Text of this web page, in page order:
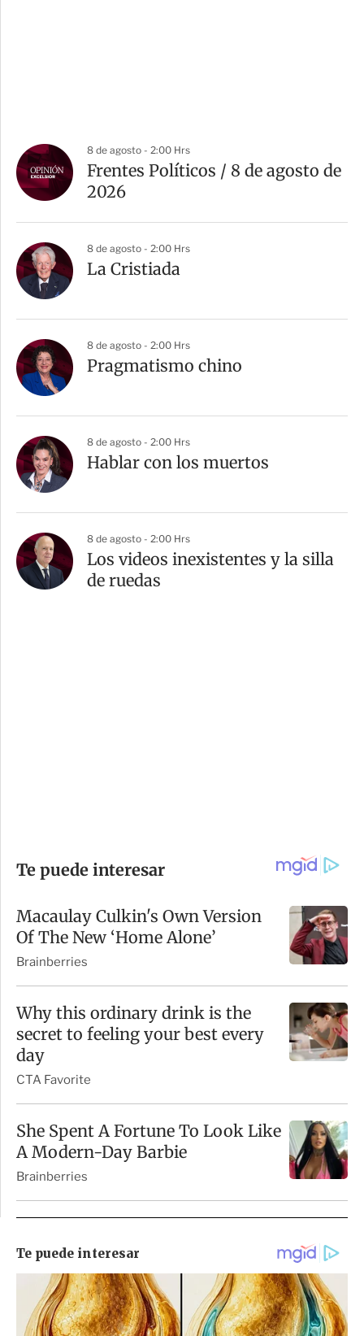
8 de agosto - 2:00 Hrs
Frentes Políticos / 8 de agosto de
2026
8 de agosto - 2:00 Hrs
La Cristiada
8 de agosto - 2:00 Hrs
Pragmatismo chino
8 de agosto - 2:00 Hrs
Hablar con los muertos
8 de agosto - 2:00 Hrs
Los videos inexistentes y la silla
de ruedas